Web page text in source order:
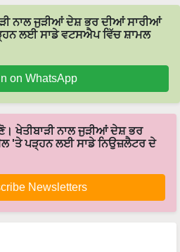
ਨਾਲ ਜੁੜੀਆਂ ਦੇਸ਼ ਭਰ ਦੀਆਂ ਸਾਰੀਆਂ
ਲਈ ਸਾਡੇ ਵਟਸਐਪ ਵਿੱਚ ਸ਼ਾਮਲ
on WhatsApp
ਖੇਤੀਬਾੜੀ ਨਾਲ ਜੁੜੀਆਂ ਦੇਸ਼ ਭਰ
'ਤੇ ਪੜ੍ਹਨ ਲਈ ਸਾਡੇ ਨਿਉਜ਼ਲੈਟਰ ਦੇ
Newsletters